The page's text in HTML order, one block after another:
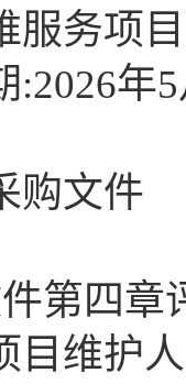
服务项目
:2026年
购文件
第四章
目维护